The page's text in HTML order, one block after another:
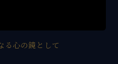
る心の鏡として